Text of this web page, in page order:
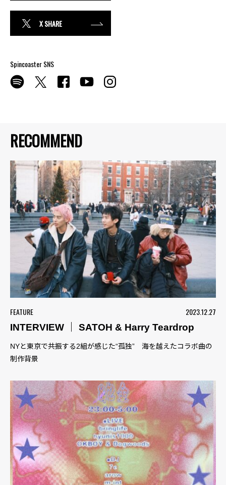
RECOMMEND
FEATURE
2023.12.27
INTERVIEW ｜ SATOH & Harry Teardrop
NYと東京で共振する2組が感じた“孤独” 海を越えたコラボ曲の
制作背景
X SHARE
Spincoaster SNS